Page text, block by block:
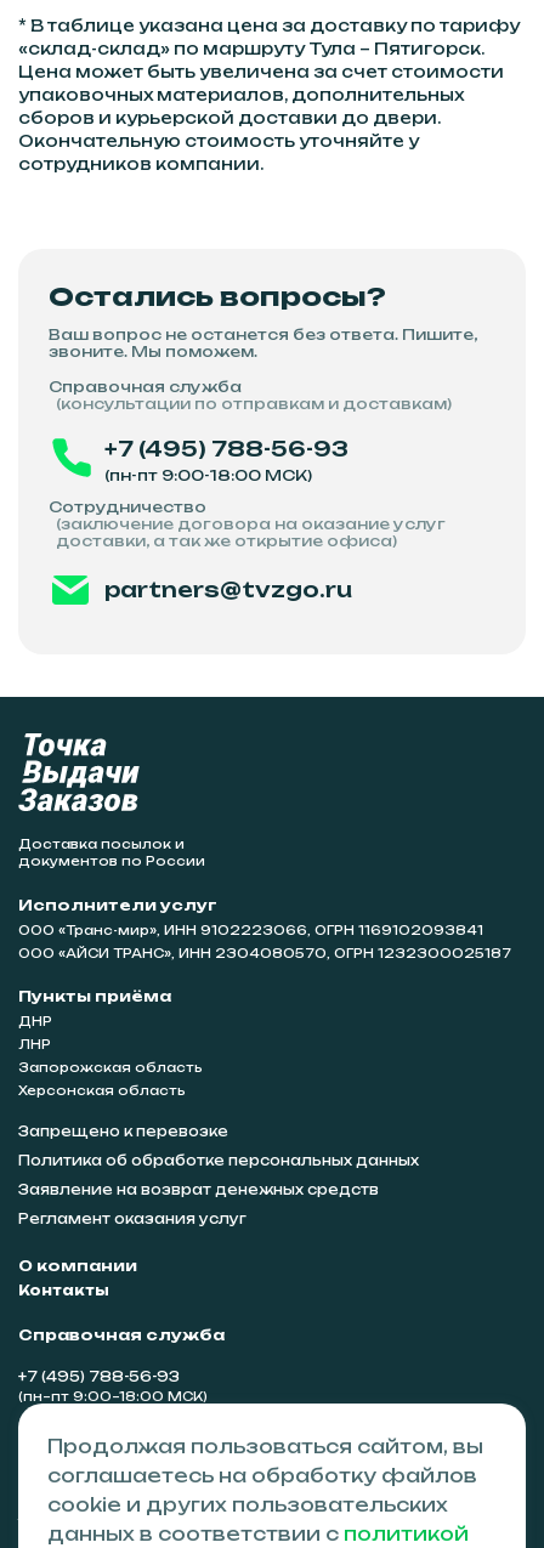
* В таблице указана цена за доставку по тарифу
«склад-склад» по маршруту Тула – Пятигорск.
Цена может быть увеличена за счет стоимости
упаковочных материалов, дополнительных
сборов и курьерской доставки до двери.
Окончательную стоимость уточняйте у
сотрудников компании.
Остались вопросы?
Ваш вопрос не останется без ответа. Пишите,
звоните. Мы поможем.
Справочная служба
(консультации по отправкам и доставкам)
+7 (495) 788-56-93
(пн-пт 9:00-18:00 МСК)
Сотрудничество
(заключение договора на оказание услуг
доставки, а так же открытие офиса)
partners@tvzgo.ru
Доставка посылок и
документов по России
Исполнители услуг
ООО «Транс-мир», ИНН 9102223066, ОГРН 1169102093841
ООО «АЙСИ ТРАНС», ИНН 2304080570, ОГРН 1232300025187
Пункты приёма
ДНР
ЛНР
Запорожская область
Херсонская область
Запрещено к перевозке
Политика об обработке персональных данных
Заявление на возврат денежных средств
Регламент оказания услуг
О компании
Контакты
Справочная служба
+7 (495) 788-56-93
(пн–пт 9:00–18:00 МСК)
Сотрудничество
Адрес
Симферополь, ул. Гагарина 14а, 295026
Продолжая пользоваться сайтом, вы
соглашаетесь на обработку файлов
cookie и других пользовательских
данных в соответствии с политикой